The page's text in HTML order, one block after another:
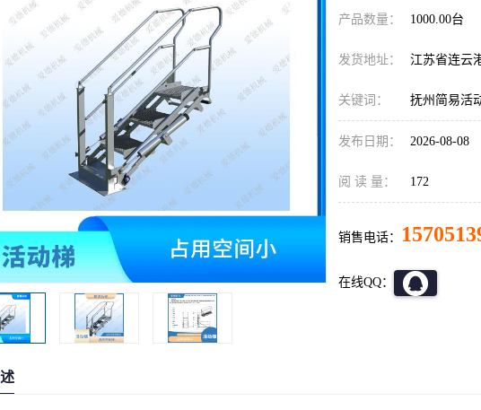
产品数量： 1000.00台
发货地址： 江苏省连云
关键词： 抚州简易活
发布日期： 2026-08-08
阅 读 量： 172
销售电话：
在线QQ：